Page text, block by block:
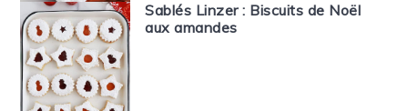
Sablés Linzer : Biscuits de Noël
aux amandes